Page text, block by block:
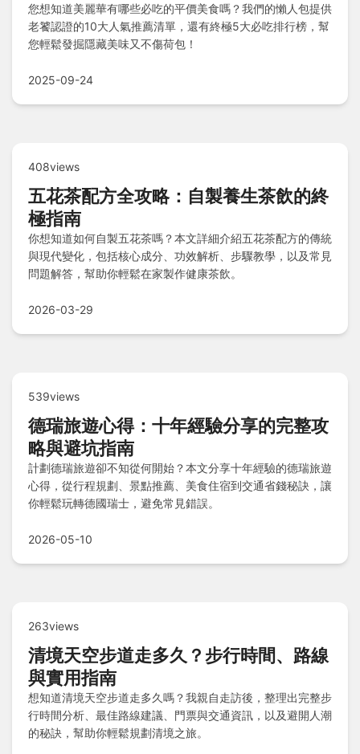
您想知道美麗華有哪些必吃的平價美食嗎？我們的懶人包提供
老饕認證的10大人氣推薦清單，還有終極5大必吃排行榜，幫
您輕鬆發掘隱藏美味又不傷荷包！
2025-09-24
408views
五花茶配方全攻略：自製養生茶飲的終
極指南
你想知道如何自製五花茶嗎？本文詳細介紹五花茶配方的傳統
與現代變化，包括核心成分、功效解析、步驟教學，以及常見
問題解答，幫助你輕鬆在家製作健康茶飲。
2026-03-29
539views
德瑞旅遊心得：十年經驗分享的完整攻
略與避坑指南
計劃德瑞旅遊卻不知從何開始？本文分享十年經驗的德瑞旅遊
心得，從行程規劃、景點推薦、美食住宿到交通省錢秘訣，讓
你輕鬆玩轉德國瑞士，避免常見錯誤。
2026-05-10
263views
清境天空步道走多久？步行時間、路線
與實用指南
想知道清境天空步道走多久嗎？我親自走訪後，整理出完整步
行時間分析、最佳路線建議、門票與交通資訊，以及避開人潮
的秘訣，幫助你輕鬆規劃清境之旅。